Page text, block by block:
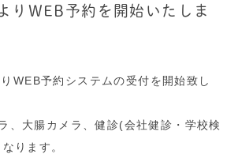
りWEB予約を開始いたしま
WEB予約システムの受付を開始致し
、大腸カメラ、健診(会社健診・学校検
ります。